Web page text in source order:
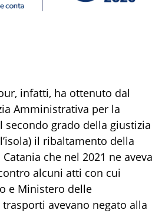
infatti, ha ottenuto dal
Amministrativa per la
secondo grado della giustizia
il ribaltamento della
che nel 2021 ne aveva
alcuni atti con cui
e Ministero delle
avevano negato alla